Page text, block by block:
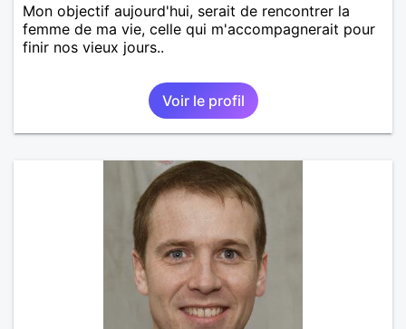
Mon objectif aujourd'hui, serait de rencontrer la
femme de ma vie, celle qui m'accompagnerait pour
finir nos vieux jours..
Voir le profil